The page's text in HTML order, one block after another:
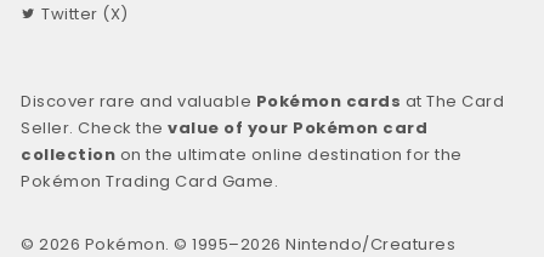
Twitter (X)
Discover rare and valuable Pokémon cards at The Card
Seller. Check thevalue of your Pokémon card
collection on the ultimate online destination for the
Pokémon Trading Card Game.
© 2026 Pokémon. © 1995–2026 Nintendo/Creatures